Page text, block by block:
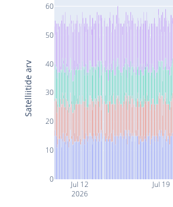
Jul 12
2026
Jul 19
0
10
20
30
40
50
60
Satelliitide arv